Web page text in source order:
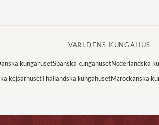
VÄRLDENS KUNGAHUS
kungahusetSpanska kungahusetNederländska
kejsarhusetThailändska kungahusetMarockanska